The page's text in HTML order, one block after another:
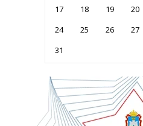
17
18 19 20
24
25 26 27
31